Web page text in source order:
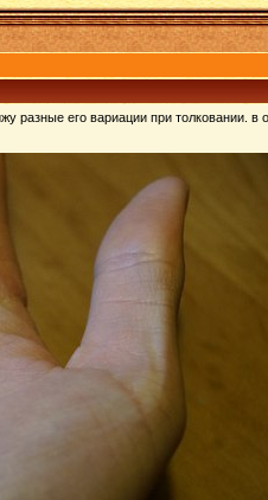
разные его вариации при толковании.